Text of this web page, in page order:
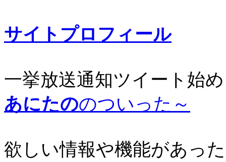
サイトプロフィール
一挙放送通知ツイート始
あにたののついった～
欲しい情報や機能があっ